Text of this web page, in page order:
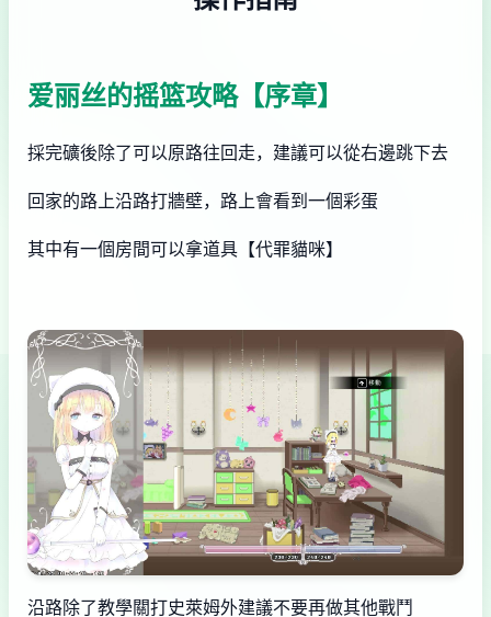
爱丽丝的摇篮攻略【序章】
採完礦後除了可以原路往回走，建議可以從右邊跳下去
回家的路上沿路打牆壁，路上會看到一個彩蛋
其中有一個房間可以拿道具【代罪貓咪】
沿路除了教學關打史萊姆外建議不要再做其他戰鬥